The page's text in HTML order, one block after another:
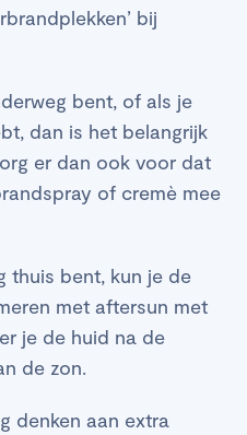
bij
bent, of als je
dan is het belangrijk
er dan ook voor dat
of cremè mee
thuis bent, kun je de
met aftersun met
je de huid na de
de zon.
denken aan extra